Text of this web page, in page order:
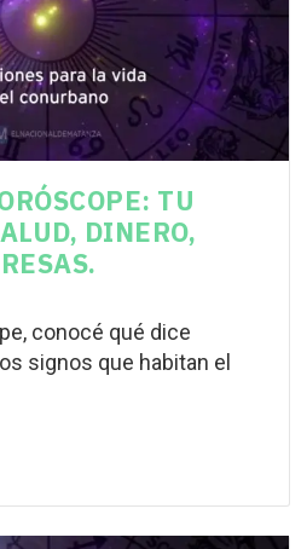
TU
DINERO,
conocé qué dice
signos que habitan el